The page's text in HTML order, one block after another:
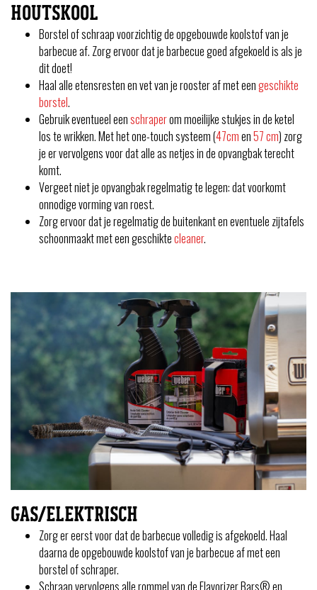
HOUTSKOOL
Borstel of schraap voorzichtig de opgebouwde koolstof van je
barbecue af. Zorg ervoor dat je barbecue goed afgekoeld is als je
dit doet!
Haal alle etensresten en vet van je rooster af met eengeschikte
borstel.
Gebruik eventueel eenschraperom moeilijke stukjes in de ketel
los te wrikken. Met het one-touch systeem (47cmen57 cm) zorg
je er vervolgens voor dat alle as netjes in de opvangbak terecht
komt.
Vergeet niet je opvangbak regelmatig te legen: dat voorkomt
onnodige vorming van roest.
Zorg ervoor dat je regelmatig de buitenkant en eventuele zijtafels
schoonmaakt met een geschiktecleaner.
GAS/ELEKTRISCH
Zorg er eerst voor dat de barbecue volledig is afgekoeld. Haal
daarna de opgebouwde koolstof van je barbecue af met een
borstel of schraper.
Schraap vervolgens alle rommel van de Flavorizer Bars® en